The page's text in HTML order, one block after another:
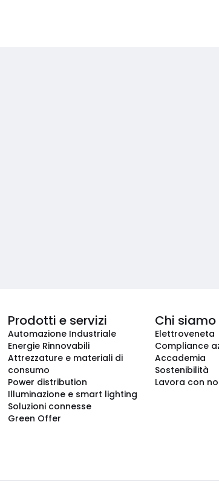
Prodotti e servizi
Automazione Industriale
Energie Rinnovabili
Attrezzature e materiali di
consumo
Power distribution
Illuminazione e smart lighting
Soluzioni connesse
Green Offer
Chi siamo
Elettroveneta
Compliance
Accademia
Sostenibilità
Lavora con